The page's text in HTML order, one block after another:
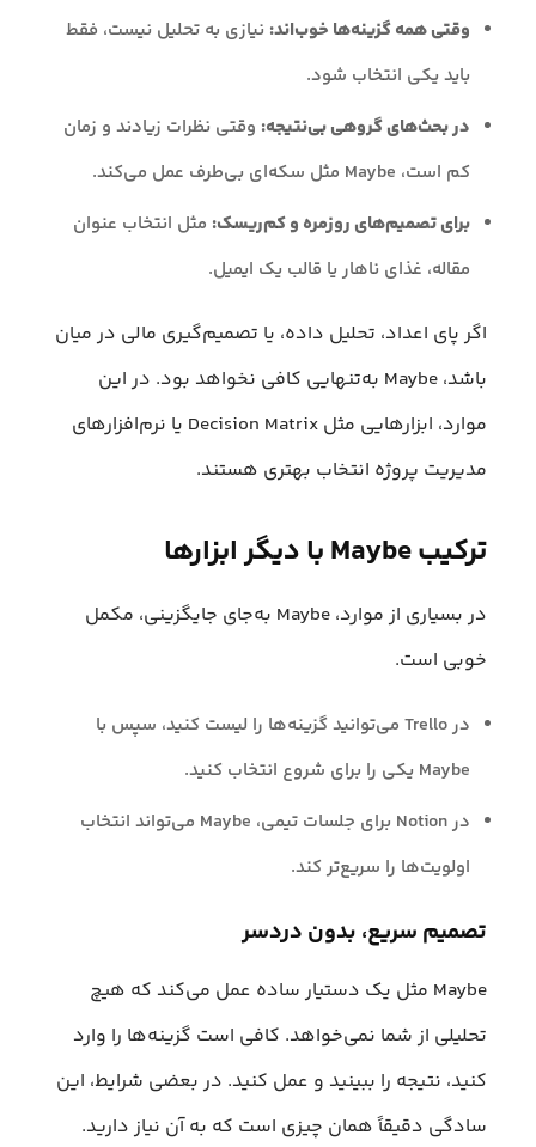
وقتی همه گزینه‌ها خوب‌اند: نیازی به تحلیل نیست، فقط
باید یکی انتخاب شود.
در بحث‌های گروهی بی‌نتیجه: وقتی نظرات زیادند و زمان
کم است، Maybe مثل سکه‌ای بی‌طرف عمل می‌کند.
برای تصمیم‌های روزمره و کم‌ریسک: مثل انتخاب عنوان
مقاله، غذای ناهار یا قالب یک ایمیل.
اگر پای اعداد، تحلیل داده، یا تصمیم‌گیری مالی در میان
باشد، Maybe به‌تنهایی کافی نخواهد بود. در این
موارد، ابزارهایی مثل Decision Matrix یا نرم‌افزارهای
مدیریت پروژه انتخاب بهتری هستند.
ترکیب Maybe با دیگر ابزارها
در بسیاری از موارد، Maybe به‌جای جایگزینی، مکمل
خوبی است.
در Trello می‌توانید گزینه‌ها را لیست کنید، سپس با
Maybe یکی را برای شروع انتخاب کنید.
در Notion برای جلسات تیمی، Maybe می‌تواند انتخاب
اولویت‌ها را سریع‌تر کند.
تصمیم سریع، بدون دردسر
Maybe مثل یک دستیار ساده عمل می‌کند که هیچ
تحلیلی از شما نمی‌خواهد. کافی است گزینه‌ها را وارد
کنید، نتیجه را ببینید و عمل کنید. در بعضی شرایط، این
سادگی دقیقاً همان چیزی است که به آن نیاز دارید.